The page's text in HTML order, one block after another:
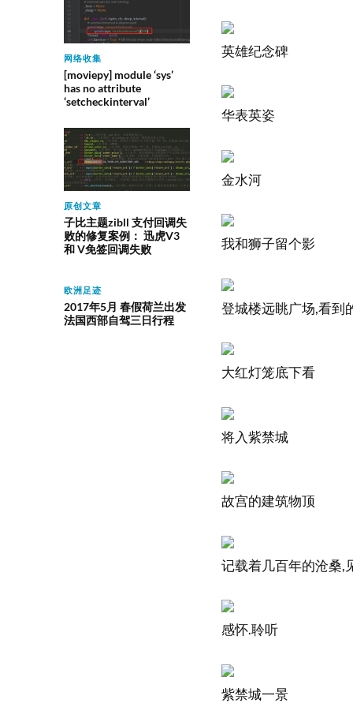
网络收集
[moviepy] module ‘sys’
has no attribute
‘setcheckinterval’
原创文章
子比主题zibll 支付回调失
败的修复案例： 迅虎V3
和 V免签回调失败
欧洲足迹
2017年5月 春假荷兰出发
法国西部自驾三日行程
英雄纪念碑
华表英姿
金水河
我和狮子留个影
登城楼远眺广场,看到
大红灯笼底下看
将入紫禁城
故宫的建筑物顶
记载着几百年的沧桑,
感怀.聆听
紫禁城一景